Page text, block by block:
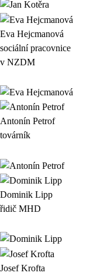
Eva Hejcmanová
sociální pracovnice
v NZDM
Antonín Petrof
továrník
Dominik Lipp
řidič MHD
Josef Krofta